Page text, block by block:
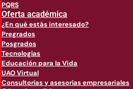
PQRS
Oferta académica
¿En qué estás interesado?
Pregrados
Posgrados
Tecnologías
Educación para la Vida
UAO Virtual
Consultorías y asesorías empresariales